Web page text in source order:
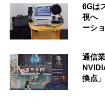
6Gは
視へ
ーシ
通信
換点」